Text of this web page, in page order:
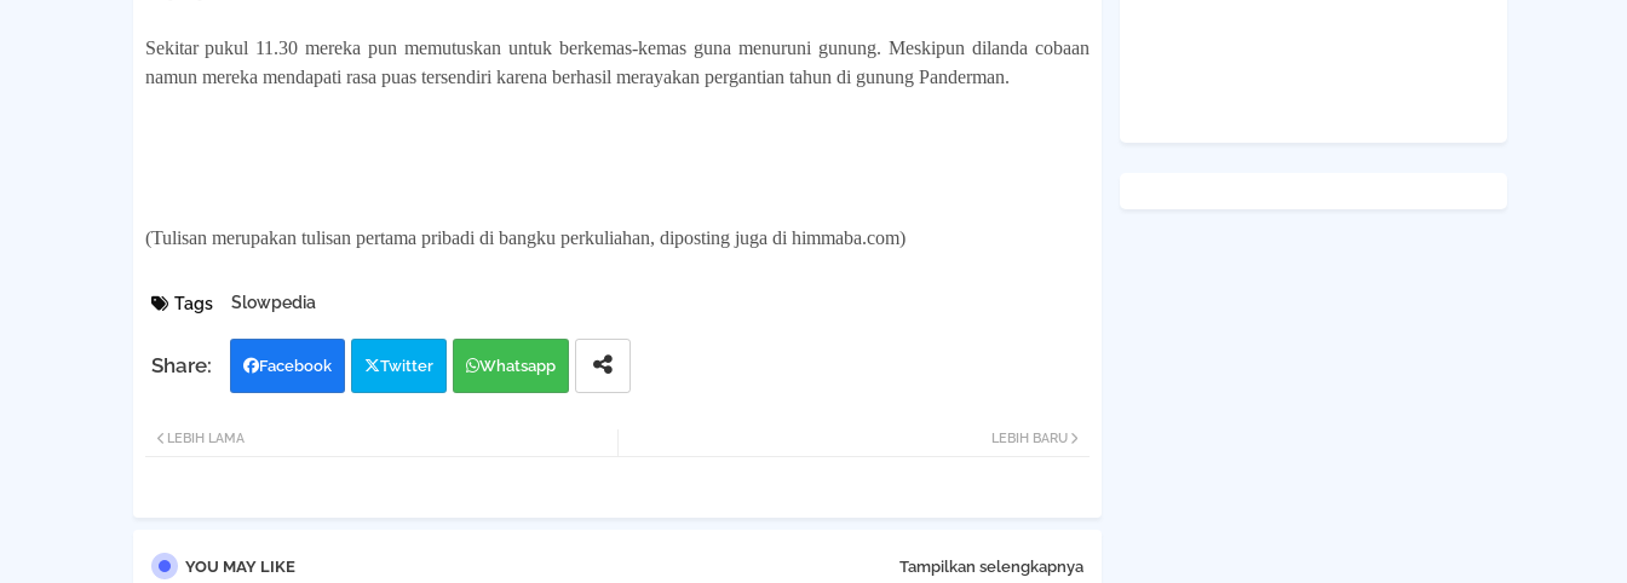
Sekitar pukul 11.30 mereka pun memutuskan untuk berkemas-kemas guna menuruni gunung. Meskipun dilanda cobaan
namun mereka mendapati rasa puas tersendiri karena berhasil merayakan pergantian tahun di gunung Panderman.
(Tulisan merupakan tulisan pertama pribadi di bangku perkuliahan, diposting juga di himmaba.com)
Tags Slowpedia
Facebook Twitter Whatsapp
LEBIH BARU
LEBIH LAMA
YOU MAY LIKE Tampilkan selengkapnya